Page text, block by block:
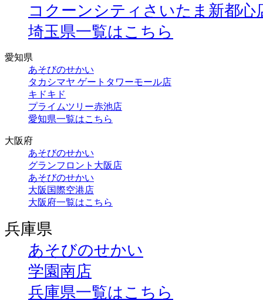
コクーンシティさいたま新都心
埼玉県一覧はこちら
愛知県
あそびのせかい
タカシマヤ ゲートタワーモール店
キドキド
プライムツリー赤池店
愛知県一覧はこちら
大阪府
あそびのせかい
グランフロント大阪店
あそびのせかい
大阪国際空港店
大阪府一覧はこちら
兵庫県
あそびのせかい
学園南店
兵庫県一覧はこちら